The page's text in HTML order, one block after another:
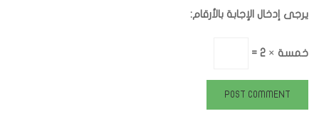
يرجى إدخال الإجابة بالأرقام:
خمسة × 2 =